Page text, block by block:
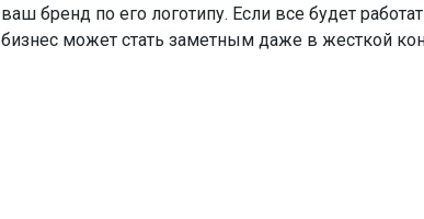
ваш бренд по его логотипу. Если все будет
бизнес может стать заметным даже в жесткой